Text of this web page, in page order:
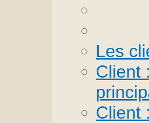
Les
Client
Client